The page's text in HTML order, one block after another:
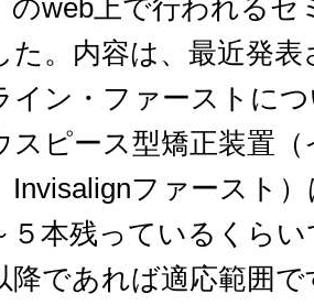
のweb上で行われるセ
た。内容は、最近発
イン・ファーストに
スピース型矯正装置
Invisalignファースト
５本残っているくら
降であれば適応範囲